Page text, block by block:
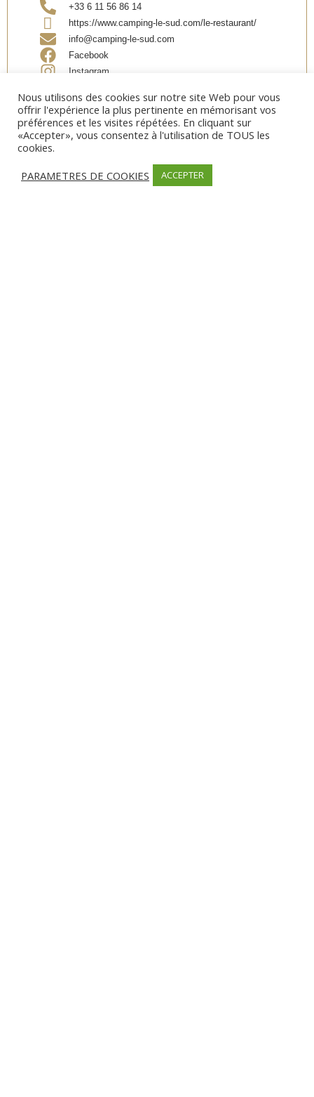
+33 6 11 56 86 14
https://www.camping-le-sud.com/le-restaurant/
info@camping-le-sud.com
Facebook
Instagram
Partager
Nous utilisons des cookies sur notre site Web pour vous
offrir l'expérience la plus pertinente en mémorisant vos
préférences et les visites répétées. En cliquant sur
«Accepter», vous consentez à l'utilisation de TOUS les
cookies.
PARAMETRES DE COOKIES
ACCEPTER